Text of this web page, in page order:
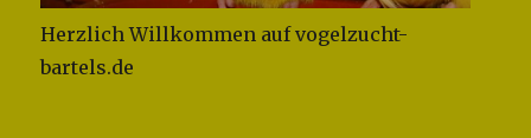
Herzlich Willkommen auf vogelzucht-
bartels.de